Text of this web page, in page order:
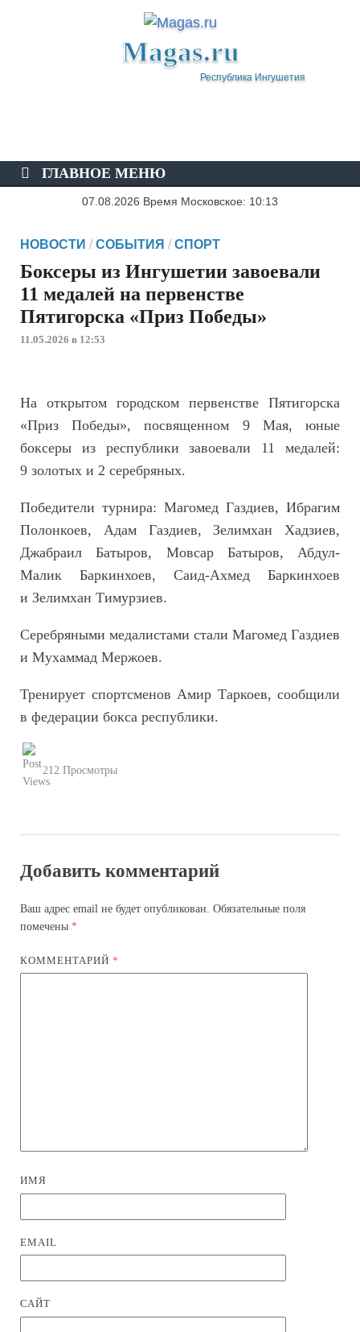
Magas.ru
Республика Ингушетия
ГЛАВНОЕ МЕНЮ
07.08.2026 Время Московское: 10:13
НОВОСТИ / СОБЫТИЯ / СПОРТ
Боксеры из Ингушетии завоевали
11 медалей на первенстве
Пятигорска «Приз Победы»
11.05.2026 в 12:53
На открытом городском первенстве Пятигорска
«Приз Победы», посвященном 9 Мая, юные
боксеры из республики завоевали 11 медалей:
9 золотых и 2 серебряных.
Победители турнира: Магомед Газдиев, Ибрагим
Полонкоев, Адам Газдиев, Зелимхан Хадзиев,
Джабраил Батыров, Мовсар Батыров, Абдул-
Малик Баркинхоев, Саид-Ахмед Баркинхоев
и Зелимхан Тимурзиев.
Серебряными медалистами стали Магомед Газдиев
и Мухаммад Мержоев.
Тренирует спортсменов Амир Таркоев, сообщили
в федерации бокса республики.
212 Просмотры
Добавить комментарий
Ваш адрес email не будет опубликован. Обязательные поля
помечены *
КОММЕНТАРИЙ*
ИМЯ
EMAIL
САЙТ